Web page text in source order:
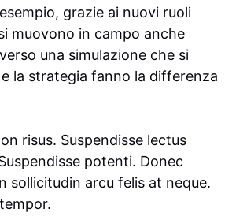
grazie ai nuovi ruoli
muovono in campo anche
una simulazione che si
la strategia fanno la differenza
risus. Suspendisse lectus
potenti. Donec
sollicitudin arcu felis at neque.